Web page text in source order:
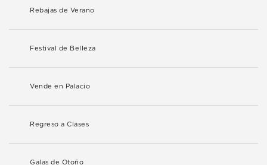
Rebajas de Verano
Festival de Belleza
Vende en Palacio
Regreso a Clases
Galas de Otoño